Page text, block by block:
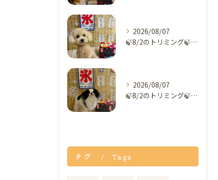
2026/08/07
🍃8/2のトリミング🍃ミックス犬🐶｜名東区・千種区・守山区の...
2026/08/07
🍃8/2のトリミング🍃狆🐶｜名東区・千種区・守山区の動物病院...
タグ Tags